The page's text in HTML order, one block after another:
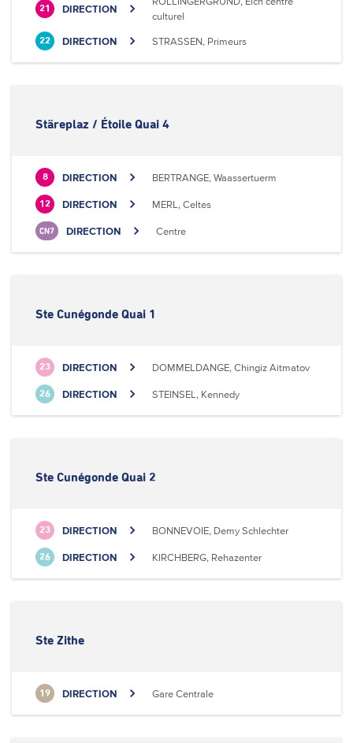
21 DIRECTION
culturel
22 DIRECTION STRASSEN, Primeurs
Stäreplaz / Étoile Quai 4
8 DIRECTION BERTRANGE, Waassertuerm
12 DIRECTION MERL, Celtes
CN7 DIRECTION Centre
Ste Cunégonde Quai 1
23 DIRECTION DOMMELDANGE, Chingiz Aitmatov
26 DIRECTION STEINSEL, Kennedy
Ste Cunégonde Quai 2
23 DIRECTION BONNEVOIE, Demy Schlechter
26 DIRECTION KIRCHBERG, Rehazenter
Ste Zithe
19 DIRECTION Gare Centrale